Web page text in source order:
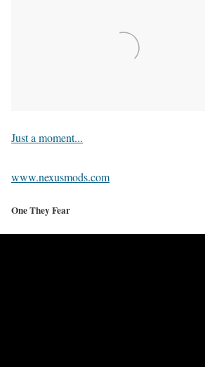
Just a moment...
www.nexusmods.com
One They Fear